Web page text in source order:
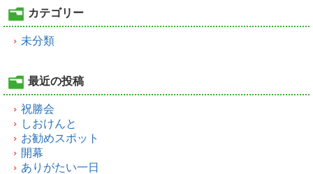
カテゴリー
未分類
最近の投稿
祝勝会
しおけんと
お勧めスポット
開幕
ありがたい一日